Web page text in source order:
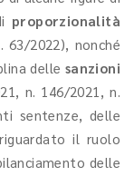
proporzionalità
63/2022), nonché
delle sanzioni
n. 146/2021, n.
sentenze, delle
il ruolo
delle